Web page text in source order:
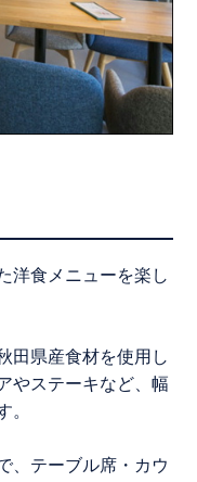
洋食メニューを楽し
田県産食材を使用し
やステーキなど、幅
。
、テーブル席・カウ